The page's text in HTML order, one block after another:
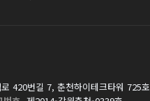
420번길 7, 춘천하이테크타워 725호